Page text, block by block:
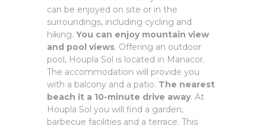
can be enjoyed on site or in the
surroundings, including cycling and
hiking. You can enjoy mountain view
and pool views. Offering an outdoor
pool, Houpla Sol is located in Manacor.
The accommodation will provide you
with a balcony and a patio. The nearest
beach it a 10-minute drive away. At
Houpla Sol you will find a garden,
barbecue facilities and a terrace. This